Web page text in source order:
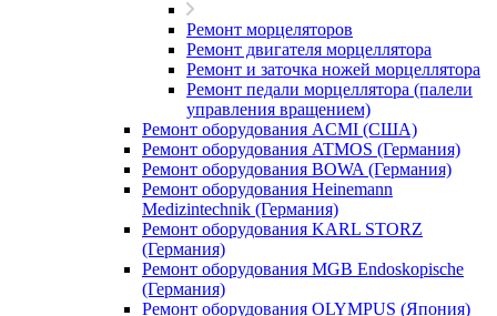
Ремонт морцеляторов
Ремонт двигателя морцеллятора
Ремонт и заточка ножей морцеллятора
Ремонт педали морцеллятора (палели
управления вращением)
Ремонт оборудования ACMI (США)
Ремонт оборудования ATMOS (Германия)
Ремонт оборудования BOWA (Германия)
Ремонт оборудования Heinemann
Medizintechnik (Германия)
Ремонт оборудования KARL STORZ
(Германия)
Ремонт оборудования MGB Endoskopische
(Германия)
Ремонт оборудования OLYMPUS (Япония)